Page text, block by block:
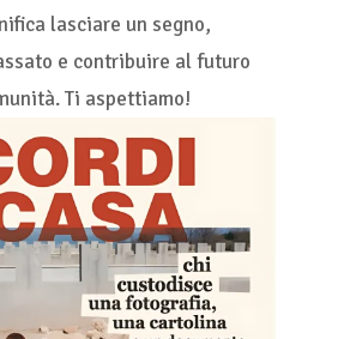
lasciare un segno,
e contribuire al futuro
Ti aspettiamo!